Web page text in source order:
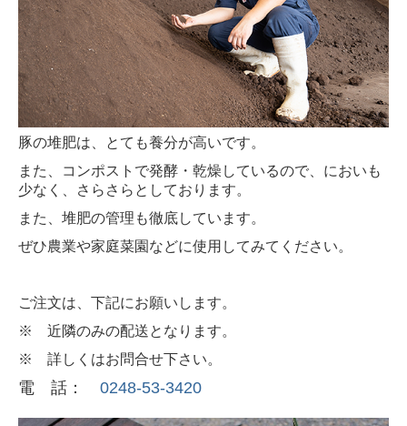
豚の堆肥は、とても養分が高いです。
また、コンポストで発酵・乾燥しているので、においも
少なく、さらさらとしております。
また、堆肥の管理も徹底しています。
ぜひ農業や家庭菜園などに使用してみてください。
ご注文は、下記にお願いします。
※ 近隣のみの配送となります。
※ 詳しくはお問合せ下さい。
電 話： 0248-53-3420